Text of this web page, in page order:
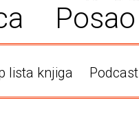
Posao
lista knjiga Podcast